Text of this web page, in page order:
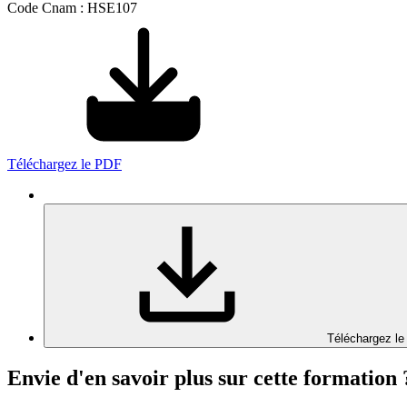
Code Cnam : HSE107
Téléchargez le PDF
Téléchargez le
Envie d'en savoir plus sur cette formation